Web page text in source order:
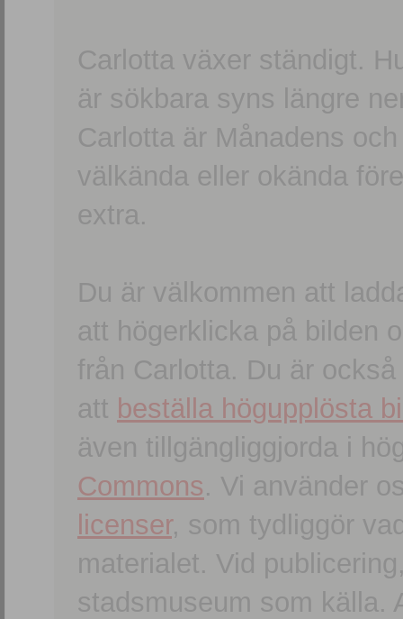
Carlotta växer ständigt.
är sökbara syns längre
Carlotta är Månadens
välkända eller okända
extra.
Du är välkommen att
att högerklicka på bilden
från Carlotta. Du är
att beställa högupplösta
även tillgängliggjorda i
Commons. Vi använder
licenser, som tydliggör
materialet. Vid
stadsmuseum som källa.